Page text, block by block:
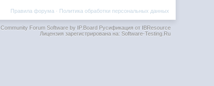
Политика обработки персональных данных
Правила форума ·
Community Forum Software by IP.BoardРусификация от IBResource
Лицензия зарегистрирована на: Software-Testing.Ru